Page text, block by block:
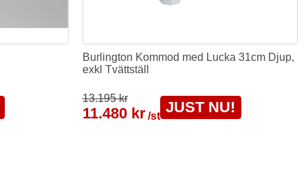
Burlington Kommod med Lucka 31cm Djup,
exkl Tvättställ
13.195 kr
11.480 kr /st
JUST NU!